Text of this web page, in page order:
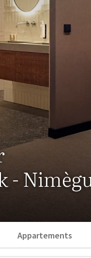
-
Appartements